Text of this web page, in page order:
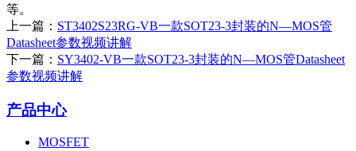
等。
上一篇： ST3402S23RG-VB一款SOT23-3封装的N—MOS管
Datasheet参数视频讲解
下一篇： SY3402-VB一款SOT23-3封装的N—MOS管Datasheet
参数视频讲解
产品中心
MOSFET